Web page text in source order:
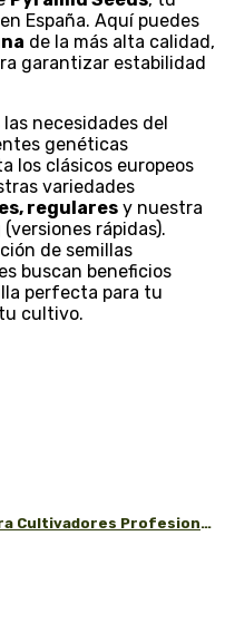
España. Aquí puedes
de la más alta calidad,
garantizar estabilidad
necesidades del
genéticas
los clásicos europeos
variedades
regulares y nuestra
(versiones rápidas).
de semillas
buscan beneficios
perfecta para tu
cultivo.
Semillas de Marihuana a Granel para Cultivadores Profesionales